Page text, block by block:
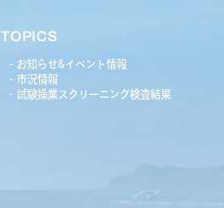
TOPICS
お知らせ&イベント情報
市況情報
試験操業スクリーニング検査結果